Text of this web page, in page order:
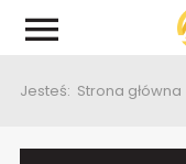
i cele
Jesteś: Strona główna